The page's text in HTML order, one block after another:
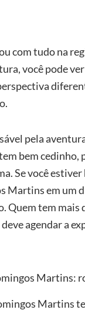
com tudo na
você pode
pela
bem cedinho,
Se você
Martins em um
Quem tem mais
agendar a
Martins:
Martins